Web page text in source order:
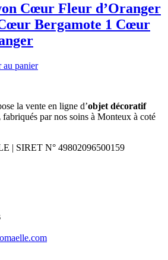
Cœur Fleur d’Oranger
Bergamote 1 Cœur
au panier
la vente en ligne d’objet décoratif
fabriqués par nos soins à Monteux à coté
| SIRET N° 49802096500159